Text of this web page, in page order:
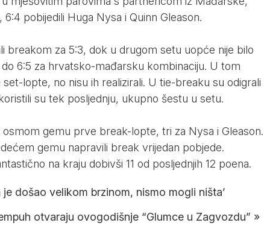
pobijedili Huga Nysa i Quinn Gleason.
breakom za 5:3, dok u drugom setu uopće nije bilo
6:5 za hrvatsko-mađarsku kombinaciju. U tom
lopte, no nisu ih realizirali. U tie-breaku su odigrali
su tek posljednju, ukupno šestu u setu.
gemu prve break-lopte, tri za Nysa i Gleason.
gemu napravili break vrijedan pobjede.
na kraju dobivši 11 od posljednjih 12 poena.
došao velikom brzinom, nismo mogli ništa’
otvaraju ovogodišnje “Glumce u Zagvozdu” »